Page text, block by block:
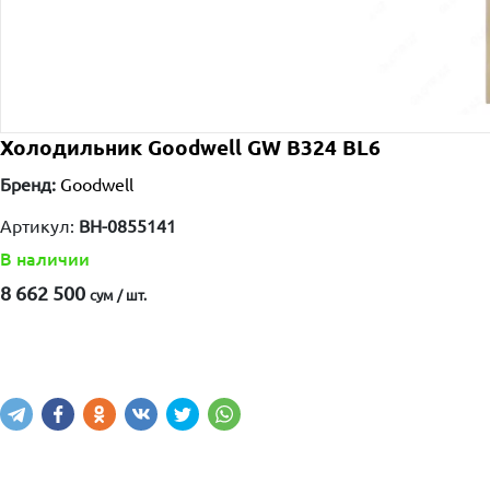
Холодильник Goodwell GW B324 BL6
Бренд: Goodwell
Артикул: BH-0855141
В наличии
8 662 500 сум / шт.